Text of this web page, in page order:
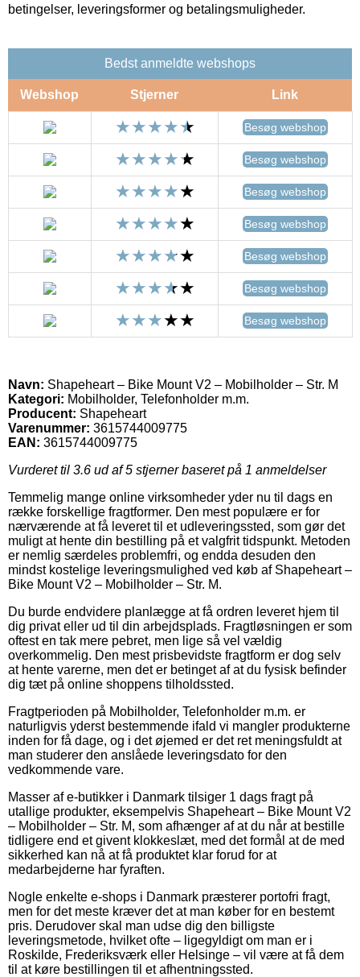
betingelser, leveringsformer og betalingsmuligheder.
Bedst anmeldte webshops
Webshop Stjerner Link
Besøg webshop
Besøg webshop
Besøg webshop
Besøg webshop
Besøg webshop
Besøg webshop
Besøg webshop
Navn: Shapeheart – Bike Mount V2 – Mobilholder – Str. M
Kategori: Mobilholder, Telefonholder m.m.
Producent: Shapeheart
Varenummer: 3615744009775
EAN: 3615744009775
Vurderet til 3.6 ud af 5 stjerner baseret på 1 anmeldelser
Temmelig mange online virksomheder yder nu til dags en
række forskellige fragtformer. Den mest populære er for
nærværende at få leveret til et udleveringssted, som gør det
muligt at hente din bestilling på et valgfrit tidspunkt. Metoden
er nemlig særdeles problemfri, og endda desuden den
mindst kostelige leveringsmulighed ved køb af Shapeheart –
Bike Mount V2 – Mobilholder – Str. M.
Du burde endvidere planlægge at få ordren leveret hjem til
dig privat eller ud til din arbejdsplads. Fragtløsningen er som
oftest en tak mere pebret, men lige så vel vældig
overkommelig. Den mest prisbevidste fragtform er dog selv
at hente varerne, men det er betinget af at du fysisk befinder
dig tæt på online shoppens tilholdssted.
Fragtperioden på Mobilholder, Telefonholder m.m. er
naturligvis yderst bestemmende ifald vi mangler produkterne
inden for få dage, og i det øjemed er det ret meningsfuldt at
man studerer den anslåede leveringsdato for den
vedkommende vare.
Masser af e-butikker i Danmark tilsiger 1 dags fragt på
utallige produkter, eksempelvis Shapeheart – Bike Mount V2
– Mobilholder – Str. M, som afhænger af at du når at bestille
tidligere end et givent klokkeslæt, med det formål at de med
sikkerhed kan nå at få produktet klar forud for at
medarbejderne har fyraften.
Nogle enkelte e-shops i Danmark præsterer portofri fragt,
men for det meste kræver det at man køber for en bestemt
pris. Derudover skal man udse dig den billigste
leveringsmetode, hvilket ofte – ligegyldigt om man er i
Roskilde, Frederiksværk eller Helsinge – vil være at få dem
til at køre bestillingen til et afhentningssted.